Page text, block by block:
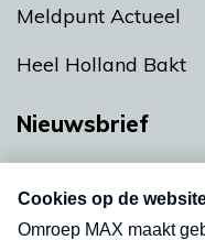
Meldpunt Actueel
Heel Holland Bakt
Nieuwsbrief
nieuwsbrief. Elke
uw mailbox.